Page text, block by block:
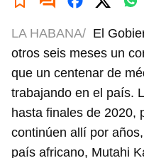
LA HABANA/ El
otros seis meses un
que un centenar de
trabajando en el país.
hasta finales de 2020,
continúen allí por
país africano, Mutahi